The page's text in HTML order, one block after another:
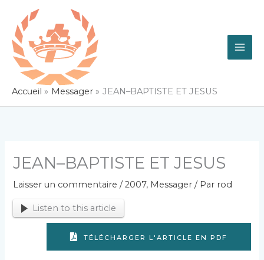
contenu
Accueil Messager JEAN–BAPTISTE ET JESUS
JEAN–BAPTISTE ET JESUS
Laisser un commentaire /2007, Messager / Par rod
Listen to this article
TÉLÉCHARGER L'ARTICLE EN PDF